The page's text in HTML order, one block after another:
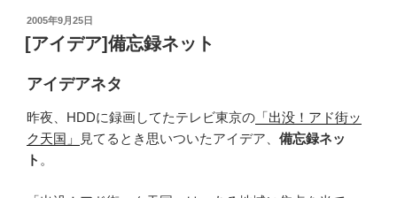
投
稿
日:
2005年9月25日
[アイデア]備忘録ネット
アイデアネタ
昨夜、HDDに録画してたテレビ東京の 「出没！アド街ッ
ク天国」
見てるとき思いついたアイデア、 備忘録ネッ
ト 。